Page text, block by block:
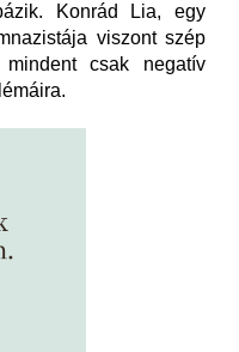
Konrád Lia, egy
viszont szép
csak negatív